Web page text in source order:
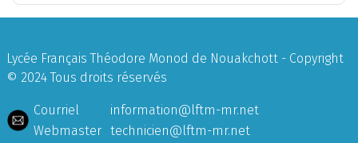
Lycée Français Théodore Monod de Nouakchott - Copyright
© 2024 Tous droits réservés
Courriel
information@lftm-mr.net
Webmaster technicien@lftm-mr.net